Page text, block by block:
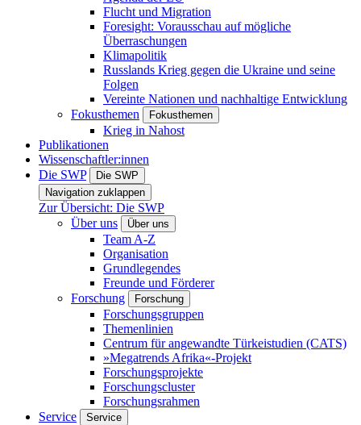
Flucht und Migration
Foresight: Vorausschau auf mögliche
Überraschungen
Klimapolitik
Russlands Krieg gegen die Ukraine und seine
Folgen
Vereinte Nationen und nachhaltige Entwicklung
Fokusthemen
Fokusthemen
Krieg in Nahost
Publikationen
Wissenschaftler:innen
Die SWP
Die SWP
Navigation zuklappen
Zur Übersicht: Die SWP
Über uns
Über uns
Team A-Z
Organisation
Grundlegendes
Freunde und Förderer
Forschung
Forschung
Forschungsgruppen
Themenlinien
Centrum für angewandte Türkeistudien (CATS)
»Megatrends Afrika«-Projekt
Forschungsprojekte
Forschungscluster
Forschungsrahmen
Service
Service